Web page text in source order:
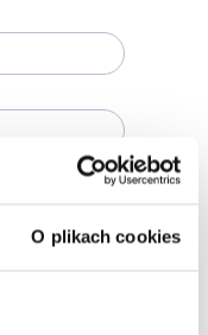
O plikach cookies